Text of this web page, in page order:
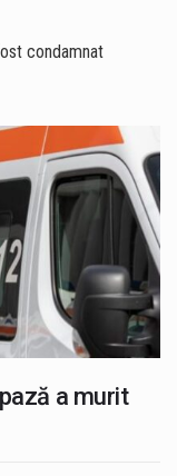
condamnat
a murit